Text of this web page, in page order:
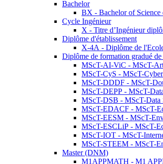
Bachelor
BX - Bachelor of
Cycle Ingénieur
X - Titre d’Ingénieur
Diplôme d'établissement
X-4A - Diplôme de
Diplôme de formation gradué
MScT-AI-ViC - MScT-
MScT-CyS - MScT-
MScT-DDDF - MScT-
MScT-DEPP - MScT-
MScT-DSB - MScT-Data
MScT-EDACF - MScT-
MScT-EESM - MScT-
MScT-ESCLiP - MScT-
MScT-IOT - MScT-
MScT-STEEM - MScT-
Master (DNM)
M1APPMATH - M1